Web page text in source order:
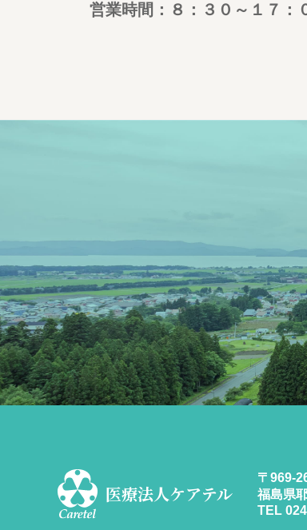
営業時間：８：３０～１７：
医療法人ケアテル
〒969-
福島県
TEL